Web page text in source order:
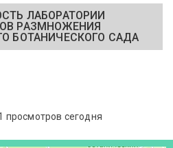
ЛАБОРАТОРИИ
РАЗМНОЖЕНИЯ
БОТАНИЧЕСКОГО САДА
просмотров сегодня